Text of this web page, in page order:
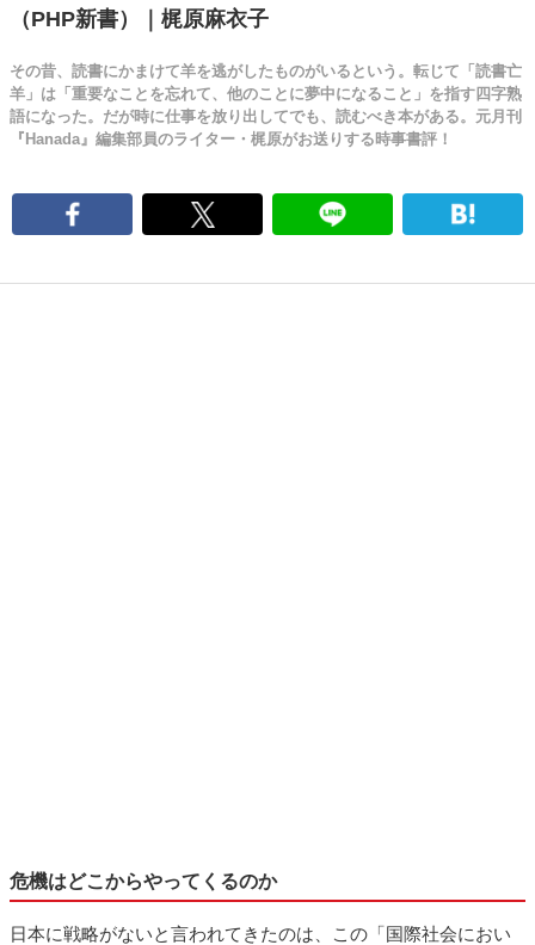
（PHP新書）｜梶原麻衣子
その昔、読書にかまけて羊を逃がしたものがいるという。転じて「読書亡
羊」は「重要なことを忘れて、他のことに夢中になること」を指す四字熟
語になった。だが時に仕事を放り出してでも、読むべき本がある。元月刊
『Hanada』編集部員のライター・梶原がお送りする時事書評！
危機はどこからやってくるのか
日本に戦略がないと言われてきたのは、この「国際社会におい